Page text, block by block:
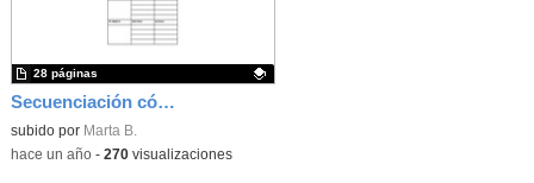
Secuenciación código escuela 4.0
Contenido educativo.
subido por Marta B.
28 páginas
-hace un año- 270visualizaciones